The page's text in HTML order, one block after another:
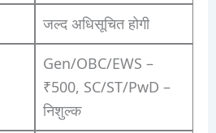
जल्द अधिसूचित होगी
Gen/OBC/EWS –
₹500, SC/ST/PwD –
निशुल्क